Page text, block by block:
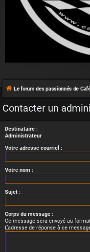
Le forum des passionnés de
Contacter un
Destinataire :
Administrateur
Votre adresse courriel :
Votre nom :
Sujet :
Corps du message :
Ce message sera envoyé au
L’adresse de réponse à ce